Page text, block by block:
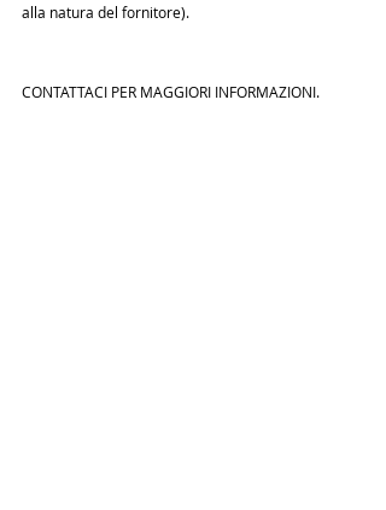
alla natura del fornitore).
CONTATTACI PER MAGGIORI INFORMAZIONI.